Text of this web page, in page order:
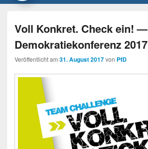
Voll Konkret. Check ein! —
Demokratiekonferenz 2017
Veröffentlicht am 31. August 2017von PfD